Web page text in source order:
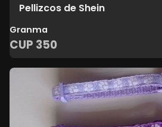
Pellizcos de Shein
Granma
CUP 350